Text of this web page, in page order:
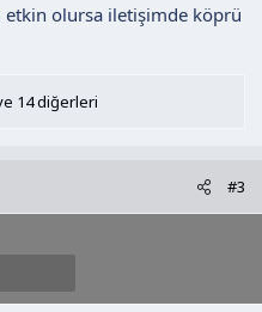
etkin olursa iletişimde köprü
14 diğerleri
#3